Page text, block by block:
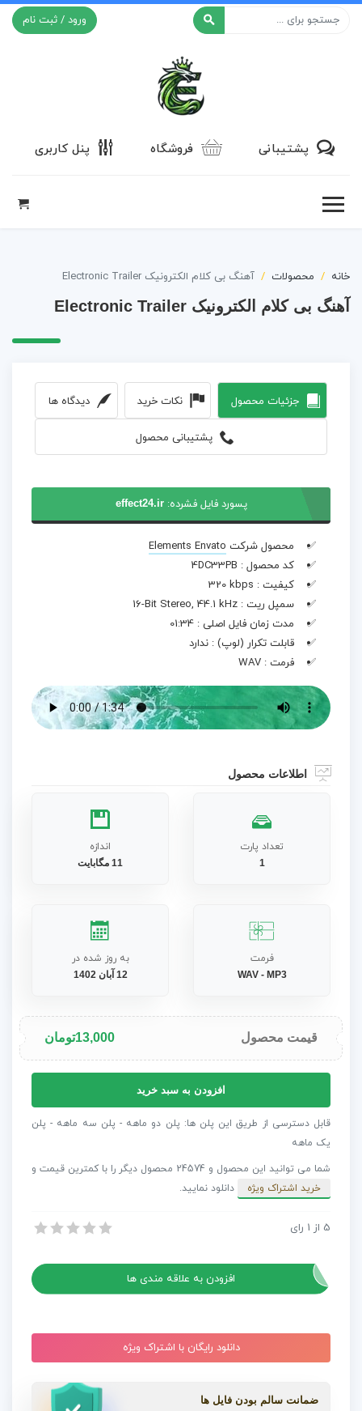
ورود / ثبت نام
پشتیبانی فروشگاه پنل کاربری
خانه محصولات آهنگ بی کلام الکترونیک Electronic Trailer
آهنگ بی کلام الکترونیک Electronic Trailer
جزئیات محصول نکات خرید دیدگاه ها
پشتیبانی محصول
پسورد فایل فشرده:effect24.ir
محصول شرکت Elements Envato
کد محصول : 4DC33PB
کیفیت : 320 kbps
سمپل ریت : 16-Bit Stereo, 44.1 kHz
مدت زمان فایل اصلی : 01:34
قابلت تکرار (لوپ) : ندارد
فرمت : WAV
اطلاعات محصول
تعداد پارت
1
اندازه
11 مگابایت
فرمت
WAV - MP3
به روز شده در
12 آبان 1402
قیمت محصول 13,000تومان
کلام
الکترونیک
Trailer
عدد
افزودن به سبد خرید
قابل دسترسی از طریق این پلن ها: پلن دو ماهه - پلن سه ماهه - پلن
یک ماهه
شما می توانید این محصول و 24574 محصول دیگر را با کمترین قیمت و
خرید اشتراک ویژه
دانلود نمایید.
آهنگ بی کلام الکترونیک Electronic Trailer
5 از 1 رای
افزودن به علاقه مندی ها
دانلود رایگان با اشتراک ویژه
ضمانت سالم بودن فایل ها